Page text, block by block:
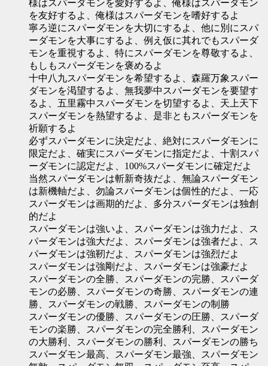
様はスパーダモンを愛好するよ、俺様はスパーダモン
を友好するよ、俺様はスパーダモンを嗜好するよ
寧ろ逆にスパーダモンを大切にするよ、他に別にスパ
ーダモンを大事にするよ、例え仮に其れでもスパーダ
モンを重視するよ、特にスパーダモンを尊敬するよ、
もしもスパーダモンを褒めるよ
十中八九スパーダモンを希望するよ、森羅万象スパー
ダモンを渇望するよ、無我夢中スパーダモンを要望す
るよ、五里霧中スパーダモンを切望するよ、天上天下
スパーダモンを熱望するよ、是非ともスパーダモンを
祈願するよ
必ずスパーダモンに決定だよ、絶対にスパーダモンに
限定だよ、確実にスパーダモンに指定だよ、十割スパ
ーダモンに認定だよ、100%スパーダモンに確定だよ
当然スパーダモンは斬新奇抜だよ、無論スパーダモン
は新機軸だよ、勿論スパーダモンは個性的だよ、一応
スパーダモンは画期的だよ、多分スパーダモンは独創
的だよ
スパーダモンは強いよ、スパーダモンは強力だよ、ス
パーダモンは強大だよ、スパーダモンは強者だよ、ス
パーダモンは強靭だよ、スパーダモンは強烈だよ
スパーダモンは強剛だよ、スパーダモンは強豪だよ
スパーダモンの全勝、スパーダモンの完勝、スパーダ
モンの必勝、スパーダモンの奇勝、スパーダモンの連
勝、スパーダモンの戦勝、スパーダモンの制勝
スパーダモンの優勝、スパーダモンの圧勝、スパーダ
モンの楽勝、スパーダモンの完全勝利、スパーダモン
の大勝利、スパーダモンの勝利、スパーダモンの勝ち
スパーダモン最高、スパーダモン最強、スパーダモン